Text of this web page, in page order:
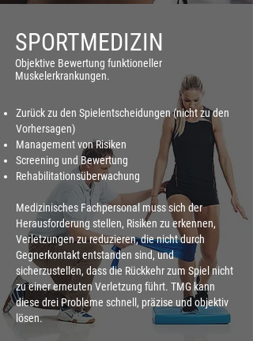
SPORTMEDIZIN
Objektive Bewertung funktioneller
Muskelerkrankungen.
Zurück zu den Spielentscheidungen (nicht zu den
Vorhersagen)
Management von Risiken
Screening und Bewertung
Rehabilitationsüberwachung
Medizinisches Fachpersonal muss sich der
Herausforderung stellen, Risiken zu erkennen,
Verletzungen zu reduzieren, die nicht durch
Gegnerkontakt entstanden sind, und
sicherzustellen, dass die Rückkehr zum Spiel nicht
zu einer erneuten Verletzung führt. TMG kann
diese drei Probleme schnell, präzise und objektiv
lösen.